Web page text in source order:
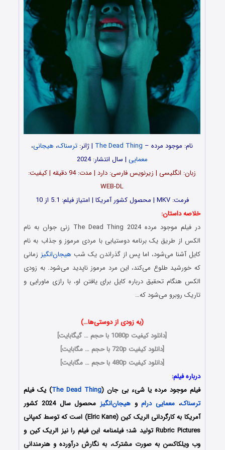
نام: موجود مرده – The Dead Thing | ژانر: ترسناک، هیجانی،
معمایی | سال انتشار: 2024
زبان: انگلیسی | زیرنویس فارسی: دارد | مدت: 94 دقیقه | کیفیت:
WEB-DL
فرمت: MKV | محصول کشور آمریکا | امتیاز فیلم: 5.1 از 10
خلاصه داستان:
در فیلم موجود مرده The Dead Thing 2024 زنی جوان به نام
الکس از طریق یک برنامه دوستیابی با مردی مرموز و جذاب به نام
کایل آشنا می‌شود، اما پس از گذراندن یک شب هیجان‌انگیز زمانی
که خورشید طلوع می‌کند، این مرد مرموز ناپدید می‌شود. به زودی
الکس هنگام تحقیق درباره کایل برای یافتن او، با رازی ماورایی و
تاریک روبرو می‌شود که…
(به زودی از دوستی‌ها…)
[دانلود کیفیت 1080p با حجم … گیگابایت
]
[دانلود کیفیت 720p با حجم … مگابایت
]
[دانلود کیفیت 480p با حجم … مگابایت
]
درباره فیلم:
فیلم موجود مرده یا شیء بی جان (The Dead Thing) یک فیلم
ترسناک، معمایی درامو هیجان‌انگیز
محصول سال 2024 کشور
آمریکا به کارگردانی الریک کین (Elric Kane) است که توسط کمپانی‌
Rubric Pictures تولید شد؛ فیلمنامه این فیلم را نیز الریک کین و
وب ویلکاکسن به صورت مشترک، به نگارش درآورده و هنرمندانی